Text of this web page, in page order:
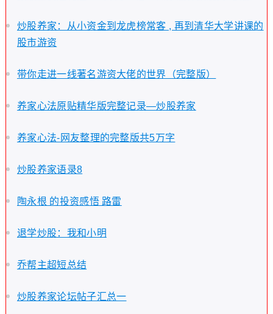
炒股养家：从小资金到龙虎榜常客 , 再到清华大学讲课的
股市游资
带你走进一线著名游资大佬的世界（完整版）
养家心法原贴精华版完整记录—炒股养家
养家心法-网友整理的完整版共5万字
炒股养家语录8
陶永根 的投资感悟 路雷
退学炒股：我和小明
乔帮主超短总结
炒股养家论坛帖子汇总一